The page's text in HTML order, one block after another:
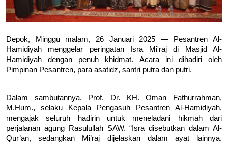
Depok, Minggu malam, 26 Januari 2025 — Pesantren Al-
Hamidiyah menggelar peringatan Isra Mi'raj di Masjid Al-
Hamidiyah dengan penuh khidmat. Acara ini dihadiri oleh
Pimpinan Pesantren, para asatidz, santri putra dan putri.
Dalam sambutannya, Prof. Dr. KH. Oman Fathurrahman,
M.Hum., selaku Kepala Pengasuh Pesantren Al-Hamidiyah,
mengajak seluruh hadirin untuk meneladani hikmah dari
perjalanan agung Rasulullah SAW. “Isra disebutkan dalam Al-
Qur’an, sedangkan Mi’raj dijelaskan dalam ayat lainnya.